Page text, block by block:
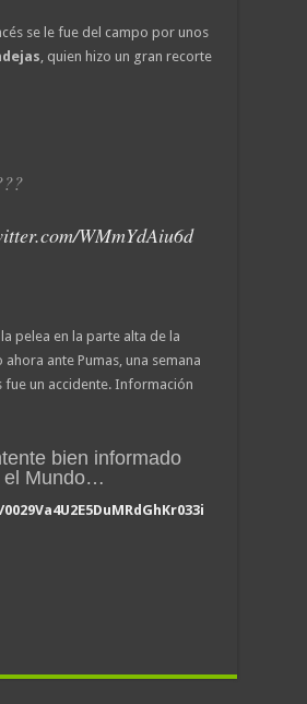
se le fue del campo por unos
, quien hizo un gran recorte
WMmYdAiu6d
pelea en la parte alta de la
ante Pumas, una semana
fue un accidente. Información
bien informado
el Mundo…